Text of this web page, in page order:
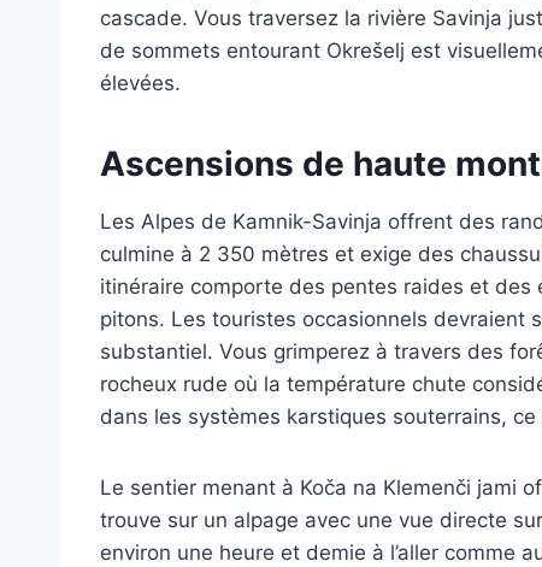
cascade. Vous traversez la rivière Savinja
de sommets entourant Okrešelj est
élevées.
Ascensions de haute
Les Alpes de Kamnik-Savinja offrent des
culmine à 2 350 mètres et exige des
itinéraire comporte des pentes raides et des
pitons. Les touristes occasionnels devraient
substantiel. Vous grimperez à travers des
rocheux rude où la température chute
dans les systèmes karstiques souterrains,
Le sentier menant à Koča na Klemenči jami
trouve sur un alpage avec une vue directe
environ une heure et demie à l’aller comme